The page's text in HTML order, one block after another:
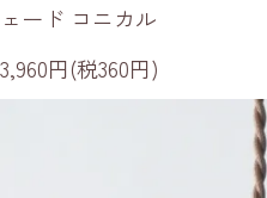
ェード コニカル
3,960円(税360円)